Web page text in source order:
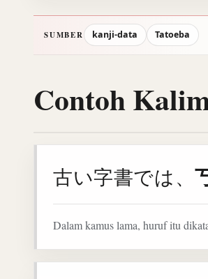
SUMBER kanji-data Tatoeba
Contoh
古い字書では、
Dalam kamus lama, huruf itu